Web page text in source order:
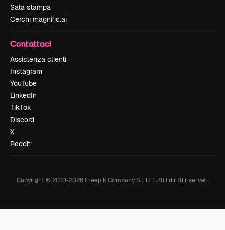
Sala stampa
Cerchi magnific.ai
Contattaci
Assistenza clienti
Instagram
YouTube
LinkedIn
TikTok
Discord
X
Reddit
Copyright © 2010-2026Freepik Company S.L.U. Tutti i diritti riservati.